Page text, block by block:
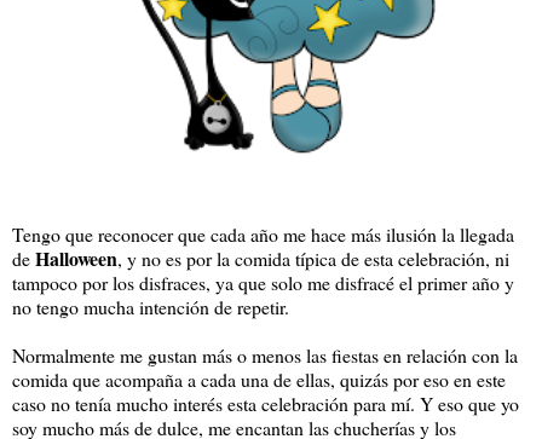
Tengo que reconocer que cada año me hace más ilusión la llegada
deHalloween, y no es por la comida típica de esta celebración, ni
tampoco por los disfraces, ya que solo me disfracé el primer año y
no tengo mucha intención de repetir.
Normalmente me gustan más o menos las fiestas en relación con la
comida que acompaña a cada una de ellas, quizás por eso en este
caso no tenía mucho interés esta celebración para mí. Y eso que yo
soy mucho más de dulce, me encantan las chucherías y los